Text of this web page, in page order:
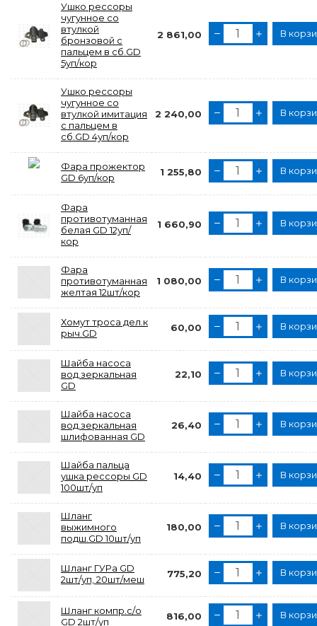
Ушко рессоры
чугунное со
втулкой
бронзовой с
пальцем в сб.GD
5уп/кор
2 861,00 В
Ушко рессоры
чугунное со
втулкой имитация
с пальцем в
сб.GD 4уп/кор
2 240,00 В
Фара прожектор
GD 6уп/кор
1 255,80 В
Фара
противотуманная
белая GD 12уп/
кор
1 660,90 В
Фара
противотуманная
желтая 12шт/кор
1 080,00 В
Хомут троса дел.к
рыч.GD
60,00 В
Шайба насоса
вод.зеркальная
GD
22,10 В
Шайба насоса
вод.зеркальная
шлифованная GD
26,40 В
Шайба пальца
ушка рессоры GD
100шт/уп
14,40 В
Шланг
выжимного
подш.GD 10шт/уп
180,00 В
Шланг ГУРа GD
2шт/уп, 20шт/меш
775,20 В
Шланг компр.с/о
GD 2шт/уп
816,00 В